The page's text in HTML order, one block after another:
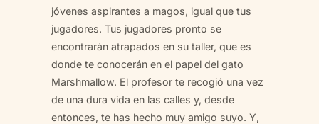
jóvenes aspirantes a magos, igual que tus
jugadores. Tus jugadores pronto se
encontrarán atrapados en su taller, que es
donde te conocerán en el papel del gato
Marshmallow. El profesor te recogió una vez
de una dura vida en las calles y, desde
entonces, te has hecho muy amigo suyo. Y,